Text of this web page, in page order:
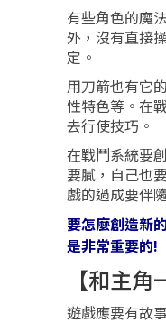
有些角色的魔
外，沒有直接
定。
用刀箭也有它
性特色等。在
去行使技巧。
在戰鬥系統要
要膩，自己也
戲的過成要伴
要怎麼創造新
是非常重要的!
【和主角
遊戲應要有故